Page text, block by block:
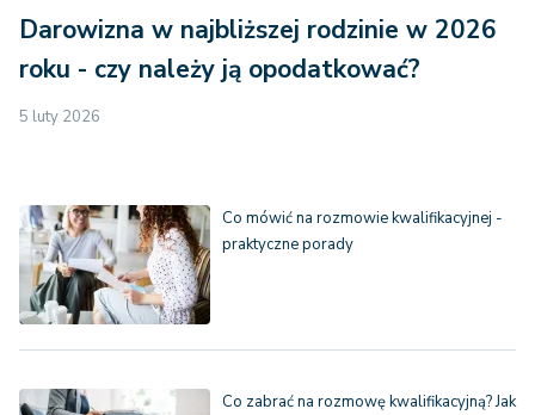
Darowizna w najbliższej rodzinie w 2026
roku - czy należy ją opodatkować?
5 luty 2026
Co mówić na rozmowie kwalifikacyjnej -
praktyczne porady
Co zabrać na rozmowę kwalifikacyjną? Jak